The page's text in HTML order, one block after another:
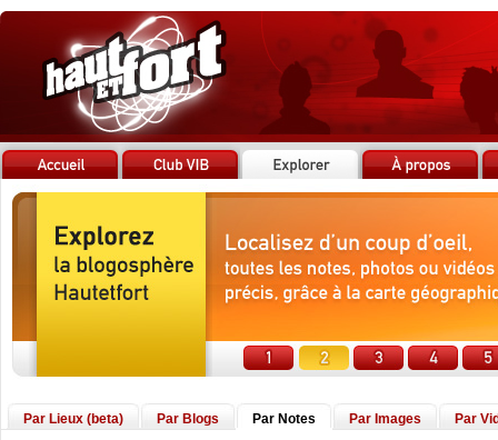
Par Lieux (beta) Par Blogs Par Notes Par Images Par